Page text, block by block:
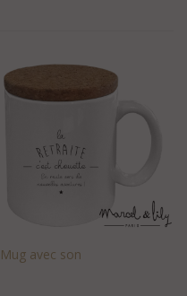
Mug avec son